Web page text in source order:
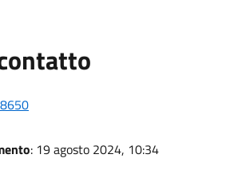
: 19 agosto 2024, 10:34